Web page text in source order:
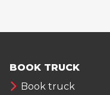
BOOK TRUCK
Book truck